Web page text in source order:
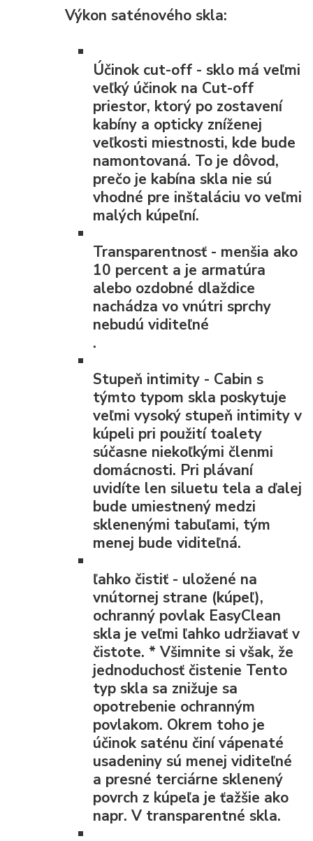
Výkon saténového skla:
Účinok cut-off - sklo má veľmi
veľký účinok na Cut-off
priestor, ktorý po zostavení
kabíny a opticky zníženej
veľkosti miestnosti, kde bude
namontovaná. To je dôvod,
prečo je kabína skla nie sú
vhodné pre inštaláciu vo veľmi
malých kúpeľní.
Transparentnosť - menšia ako
10 percent a je armatúra
alebo ozdobné dlaždice
nachádza vo vnútri sprchy
nebudú viditeľné
.
Stupeň intimity - Cabin s
týmto typom skla poskytuje
veľmi vysoký stupeň intimity v
kúpeli pri použití toalety
súčasne niekoľkými členmi
domácnosti. Pri plávaní
uvidíte len siluetu tela a ďalej
bude umiestnený medzi
sklenenými tabuľami, tým
menej bude viditeľná.
ľahko čistiť - uložené na
vnútornej strane (kúpeľ),
ochranný povlak EasyClean
skla je veľmi ľahko udržiavať v
čistote. *Všimnite si však, že
jednoduchosť čistenie Tento
typ skla sa znižuje sa
opotrebenie ochranným
povlakom. Okrem toho je
účinok saténu činí vápenaté
usadeniny sú menej viditeľné
a presné terciárne sklenený
povrch z kúpeľa je ťažšie ako
napr. V transparentné skla.